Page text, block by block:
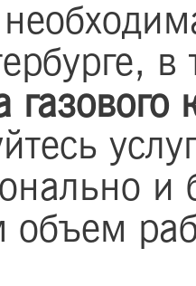
газового
объем